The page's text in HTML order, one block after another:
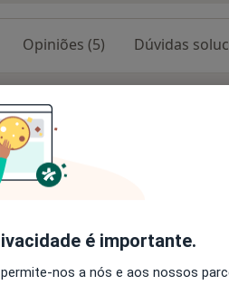
Opiniões (5) Dúvidas
Porto
1976
1997
Hospital Pedro Hispano de
Otorrinolaringologia
dos médicos do Norte desde
é importante.
nos a nós e aos nossos